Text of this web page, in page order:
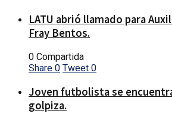
LATU abrió llamado para
Fray Bentos.
0 Compartida
Share 0 Tweet 0
Joven futbolista se
golpiza.